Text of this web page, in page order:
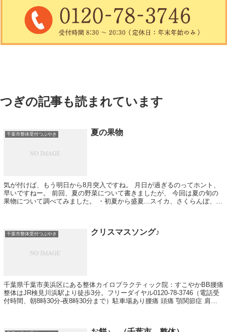
つぎの記事も読まれています
千葉市整体受付つぶやき 夏の果物
気が付けば、もう明日から8月突入ですね。 月日が過ぎるのってホント、
早いですねー。 前回、夏の野菜について書きましたが、 今回は夏の旬の
果物について調べてみました。 ・初夏から盛夏...スイカ、さくらんぼ、パ
千葉市整体受付つぶやき クリスマスソング♪
千葉県千葉市美浜区にある整体カイロプラクティック院：すこやかBB腰痛
整体はJR検見川浜駅より徒歩3分。フリーダイヤル0120-78-3746（電話受
付時間、朝8時30分-夜8時30分まで）駐車場あり腰痛 頭痛 顎関節症 肩こ